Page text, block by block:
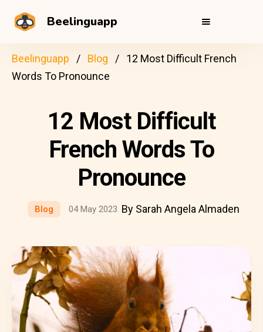
Beelinguapp
Beelinguapp Blog
12 Most Difficult French
Words To Pronounce
12 Most Difficult
French Words To
Pronounce
Blog 04 May 2023 By Sarah Angela Almaden